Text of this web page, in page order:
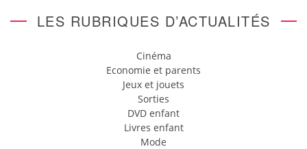
LES RUBRIQUES D’ACTUALITÉS
Cinéma
Economie et parents
Jeux et jouets
Sorties
DVD enfant
Livres enfant
Mode